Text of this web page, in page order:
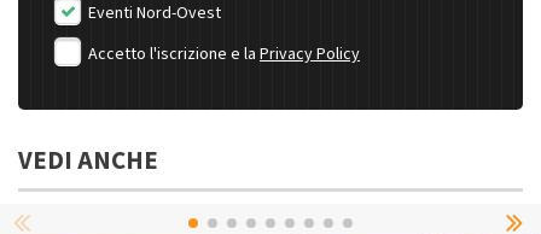
Eventi Nord-Ovest
Accetto l'iscrizione e la Privacy Policy
VEDI ANCHE